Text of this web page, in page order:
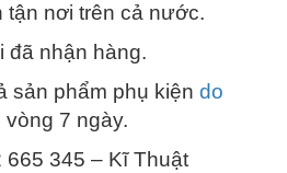
tận nơi trên cả nước.
đã nhận hàng.
sản phẩm phụ kiện do
vòng 7 ngày.
345 – Kĩ Thuật